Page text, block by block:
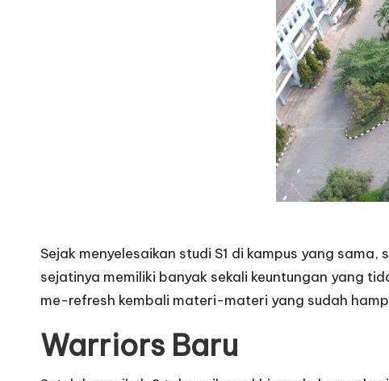
Sejak menyelesaikan studi S1 di kampus yang
sejatinya memiliki banyak sekali keuntungan yang
me-refresh kembali materi-materi yang sudah
Warriors Baru